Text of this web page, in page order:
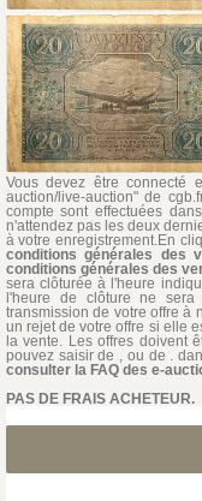
Vous devez être connecté
auction/live-auction" de
compte sont effectuées
n'attendez pas les deux
à votre enregistrement.En
conditions générales des
conditions générales des
sera clôturée à l'heure
l'heure de clôture ne
transmission de votre offre à
un rejet de votre offre si elle
la vente. Les offres doivent
pouvez saisir de , ou de .
consulter la FAQ des e-
PAS DE FRAIS ACHETEUR.